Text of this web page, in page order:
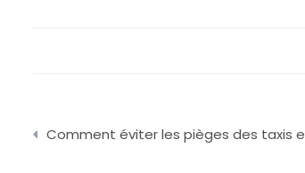
Navigation
Comment éviter les pièges des taxis